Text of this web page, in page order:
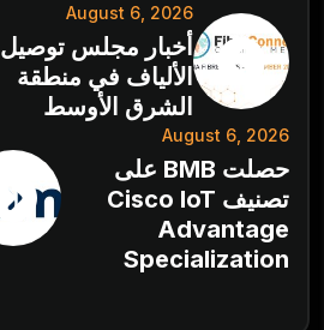
August 6, 2026
أخبار مجلس توصيل
الألياف في منطقة
الشرق الأوسط
August 6, 2026
حصلت BMB على
تصنيف Cisco IoT
Advantage
Specialization